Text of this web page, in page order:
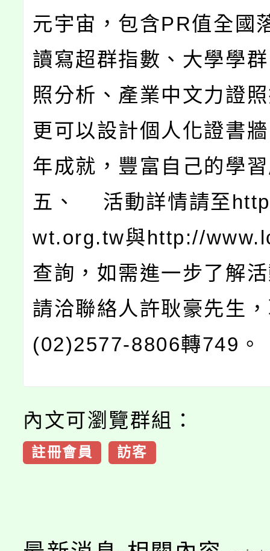
元宇宙，包含PR值全國
讀寫超群指數、大學學
照分析、產業中文力證
更可以設計個人化證書
年成就，豐富自己的學
五、 活動詳情請至
wt.org.tw與http://
查詢，如需進一步了解
請洽聯絡人許耿豪先生
(02)2577-8806轉749。
內文可瀏覽群組：
註冊會員 訪客